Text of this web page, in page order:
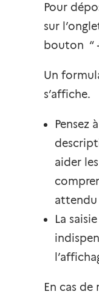
Pour
sur
bouton “
Un
s’affiche.
Pensez
aider
attendu
La
En cas de